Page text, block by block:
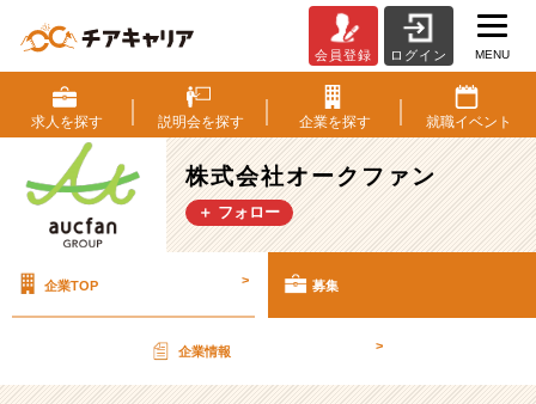
式
会
社
オ
ー
ク
の
採
求
会員登録 ログイン MENU
求人を探す 説明会を探す 企業を探す 就職イベント
株式会社オークファン
＋ フォロー
企業TOP > 募集
企業情報 >